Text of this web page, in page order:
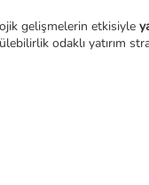
gelişmelerin etkisiyle
odaklı yatırım